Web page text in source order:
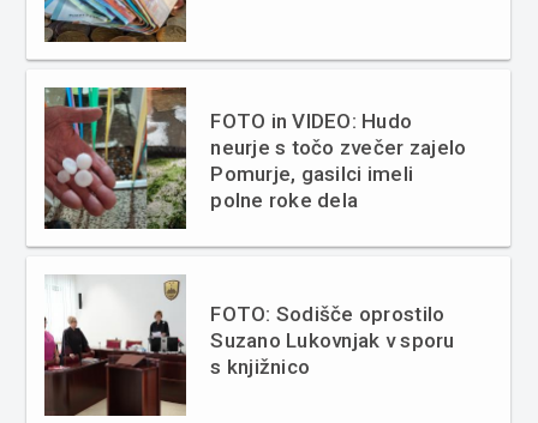
FOTO in VIDEO: Hudo
neurje s točo zvečer zajelo
Pomurje, gasilci imeli
polne roke dela
FOTO: Sodišče oprostilo
Suzano Lukovnjak v sporu
s knjižnico